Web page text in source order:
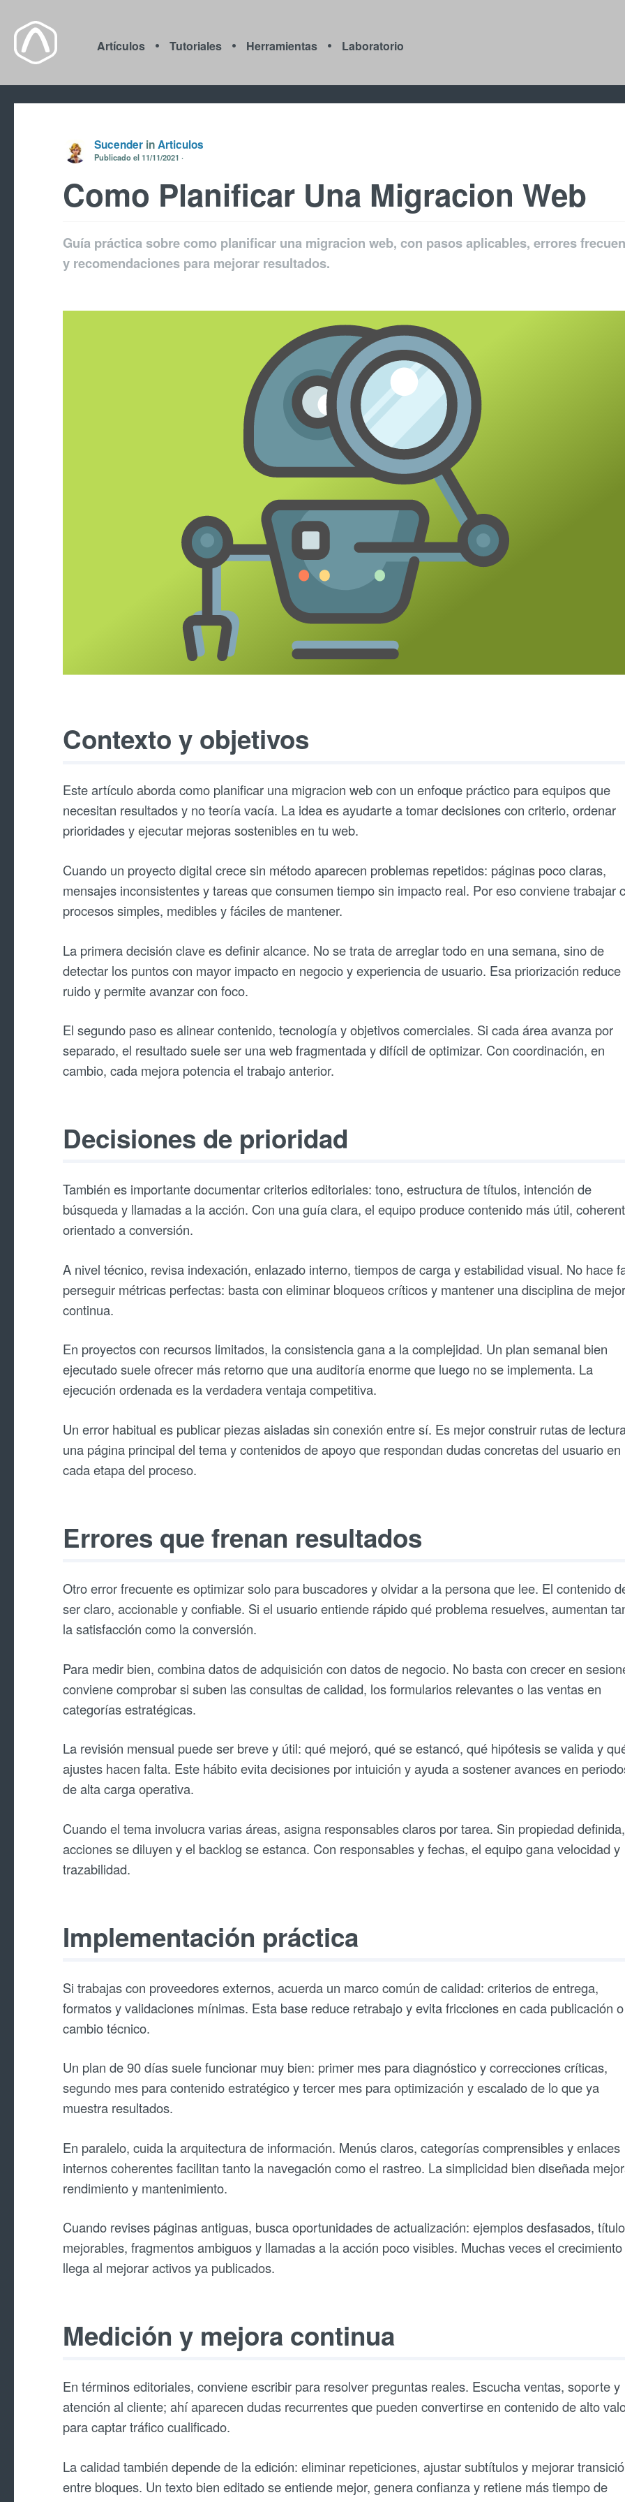
Artículos Tutoriales Herramientas Laboratorio
Sucender inArticulos
Publicado el 11/11/2021
Como Planificar Una Migracion Web
Guía práctica sobre como planificar una migracion web, con pasos aplicables, errores
y recomendaciones para mejorar resultados.
Contexto y objetivos
Este artículo aborda como planificar una migracion web con un enfoque práctico para equipos que
necesitan resultados y no teoría vacía. La idea es ayudarte a tomar decisiones con criterio, ordenar
prioridades y ejecutar mejoras sostenibles en tu web.
Cuando un proyecto digital crece sin método aparecen problemas repetidos: páginas poco claras,
mensajes inconsistentes y tareas que consumen tiempo sin impacto real. Por eso conviene trabajar
procesos simples, medibles y fáciles de mantener.
La primera decisión clave es definir alcance. No se trata de arreglar todo en una semana, sino de
detectar los puntos con mayor impacto en negocio y experiencia de usuario. Esa priorización reduce
ruido y permite avanzar con foco.
El segundo paso es alinear contenido, tecnología y objetivos comerciales. Si cada área avanza por
separado, el resultado suele ser una web fragmentada y difícil de optimizar. Con coordinación, en
cambio, cada mejora potencia el trabajo anterior.
Decisiones de prioridad
También es importante documentar criterios editoriales: tono, estructura de títulos, intención de
búsqueda y llamadas a la acción. Con una guía clara, el equipo produce contenido más útil,
orientado a conversión.
A nivel técnico, revisa indexación, enlazado interno, tiempos de carga y estabilidad visual. No hace
perseguir métricas perfectas: basta con eliminar bloqueos críticos y mantener una disciplina de
continua.
En proyectos con recursos limitados, la consistencia gana a la complejidad. Un plan semanal bien
ejecutado suele ofrecer más retorno que una auditoría enorme que luego no se implementa. La
ejecución ordenada es la verdadera ventaja competitiva.
Un error habitual es publicar piezas aisladas sin conexión entre sí. Es mejor construir rutas de
una página principal del tema y contenidos de apoyo que respondan dudas concretas del usuario en
cada etapa del proceso.
Errores que frenan resultados
Otro error frecuente es optimizar solo para buscadores y olvidar a la persona que lee. El contenido
ser claro, accionable y confiable. Si el usuario entiende rápido qué problema resuelves, aumentan
la satisfacción como la conversión.
Para medir bien, combina datos de adquisición con datos de negocio. No basta con crecer en
conviene comprobar si suben las consultas de calidad, los formularios relevantes o las ventas en
categorías estratégicas.
La revisión mensual puede ser breve y útil: qué mejoró, qué se estancó, qué hipótesis se valida y
ajustes hacen falta. Este hábito evita decisiones por intuición y ayuda a sostener avances en
de alta carga operativa.
Cuando el tema involucra varias áreas, asigna responsables claros por tarea. Sin propiedad
acciones se diluyen y el backlog se estanca. Con responsables y fechas, el equipo gana velocidad y
trazabilidad.
Implementación práctica
Si trabajas con proveedores externos, acuerda un marco común de calidad: criterios de entrega,
formatos y validaciones mínimas. Esta base reduce retrabajo y evita fricciones en cada publicación o
cambio técnico.
Un plan de 90 días suele funcionar muy bien: primer mes para diagnóstico y correcciones críticas,
segundo mes para contenido estratégico y tercer mes para optimización y escalado de lo que ya
muestra resultados.
En paralelo, cuida la arquitectura de información. Menús claros, categorías comprensibles y enlaces
internos coherentes facilitan tanto la navegación como el rastreo. La simplicidad bien diseñada
rendimiento y mantenimiento.
Cuando revises páginas antiguas, busca oportunidades de actualización: ejemplos desfasados,
mejorables, fragmentos ambiguos y llamadas a la acción poco visibles. Muchas veces el crecimiento
llega al mejorar activos ya publicados.
Medición y mejora continua
En términos editoriales, conviene escribir para resolver preguntas reales. Escucha ventas, soporte y
atención al cliente; ahí aparecen dudas recurrentes que pueden convertirse en contenido de alto
para captar tráfico cualificado.
La calidad también depende de la edición: eliminar repeticiones, ajustar subtítulos y mejorar
entre bloques. Un texto bien editado se entiende mejor, genera confianza y retiene más tiempo de